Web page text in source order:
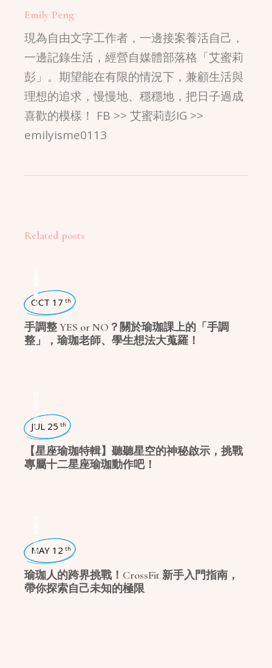
Emily Peng
現為自由文字工作者，一邊接案養活自己，
一邊記錄生活，經營自媒體部落格「艾蜜莉
彭」。期望能在有限的情況下，兼顧生活與
理想的追求，慢慢地、穩穩地，把日子過成
喜歡的模樣！ FB >> 艾蜜莉彭IG >>
emilyisme0113
Related posts
瑜珈企劃
OCT 17 th
手調整 YES or NO？關於瑜珈課上的「手調
整」，瑜珈老師、學生想法大蒐羅！
瑜珈生活
JUL 25 th
【星座瑜珈特輯】聽聽星空的神秘啟示，挑戰
專屬十二星座瑜珈動作吧！
瑜珈生活
MAY 12 th
瑜珈人的跨界挑戰！CrossFit 新手入門指南，
帶你探索自己未知的極限